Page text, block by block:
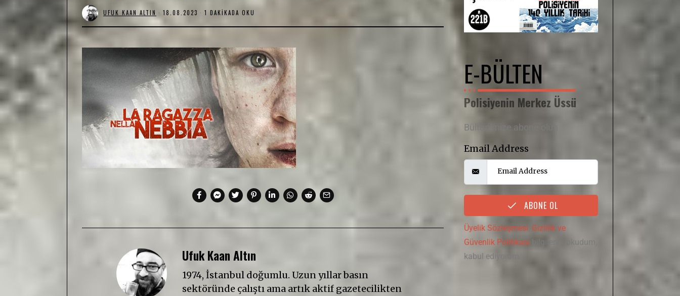
UFUK KAAN ALTIN 18.08.2023 1 DAKIKADA OKU
Ufuk Kaan Altın
1974, İstanbul doğumlu. Uzun yıllar basın
sektöründe çalıştı ama artık aktif gazetecilikten
E-BÜLTEN
Polisiyenin Merkez Üssü
Bültenimize abone olun
Email Address
ABONE OL
Üyelik Sözleşmesi Gizlilik ve
Güvenlik Politikası bilgilerini okudum,
kabul ediyorum.